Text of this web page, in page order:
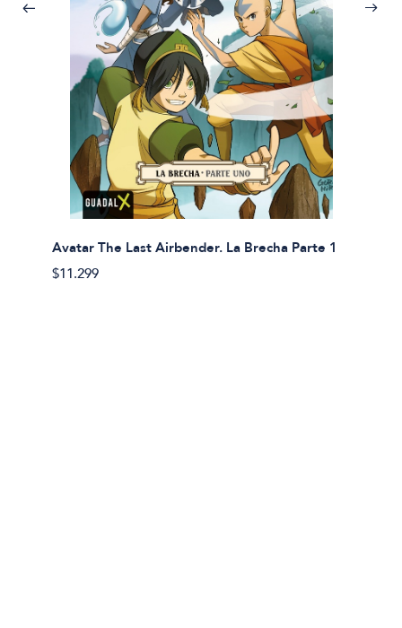
Avatar The Last Airbender. La Brecha Parte 1
$11.299